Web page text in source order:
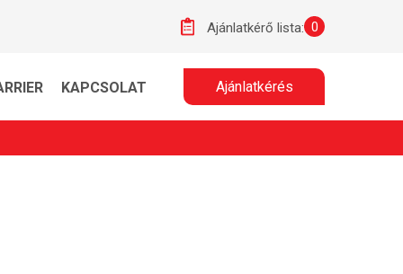
Ajánlatkérő lista: 0
KAPCSOLAT Ajánlatkérés